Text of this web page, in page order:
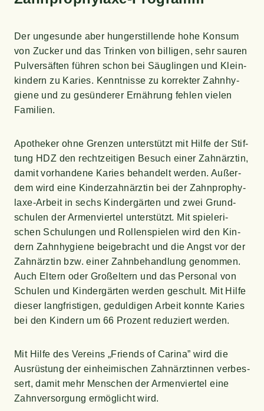
Der unge­sun­de aber hun­ger­stil­len­de hohe Kon­sum
von Zucker und das Trin­ken von bil­li­gen, sehr sau­ren
Pul­ver­säf­ten füh­ren schon bei Säug­lin­gen und Klein­
kin­dern zu Kari­es. Kennt­nis­se zu kor­rek­ter Zahn­hy­
gie­ne und zu gesün­de­rer Ernäh­rung feh­len vie­len
Familien.
Apo­the­ker ohne Gren­zen unter­stützt mit Hil­fe der Stif­
tung HDZ den recht­zei­ti­gen Besuch einer Zahn­ärz­tin,
damit vor­han­de­ne Kari­es behan­delt wer­den. Außer­
dem wird eine Kin­der­zahn­ärz­tin bei der Zahn­pro­phy­
la­xe-Arbeit in sechs Kin­der­gär­ten und zwei Grund­
schu­len der Armen­vier­tel unter­stützt. Mit spie­le­ri­
schen Schu­lun­gen und Rol­len­spie­len wird den Kin­
dern Zahn­hy­gie­ne bei­gebracht und die Angst vor der
Zahn­ärz­tin bzw. einer Zahn­be­hand­lung genom­men.
Auch Eltern oder Groß­el­tern und das Per­so­nal von
Schu­len und Kin­der­gär­ten wer­den geschult. Mit Hil­fe
die­ser lang­fris­ti­gen, gedul­di­gen Arbeit konn­te Kari­es
bei den Kin­dern um 66 Pro­zent redu­ziert werden.
Mit Hil­fe des Ver­eins „Fri­ends of Cari­na” wird die
Aus­rüs­tung der ein­hei­mi­schen Zahn­ärz­tin­nen ver­bes­
sert, damit mehr Men­schen der Armen­vier­tel eine
Zahn­ver­sor­gung ermög­licht wird.